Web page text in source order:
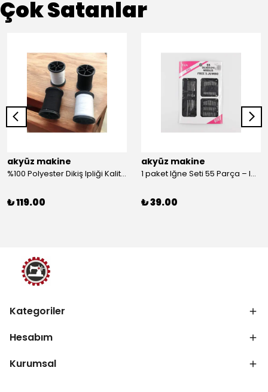
Çok Satanlar
akyüz makine
%100 Polyester Dikiş Ipliği Kaliteli 2 Adet Farklı Makara Ip Dikiş İpi Siyah&Beyaz 2'Li Set
₺ 119.00
akyüz makine
1 paket Iğne Seti 55 Parça – Iğne
₺ 39.00
Kategoriler
Hesabım
Kurumsal